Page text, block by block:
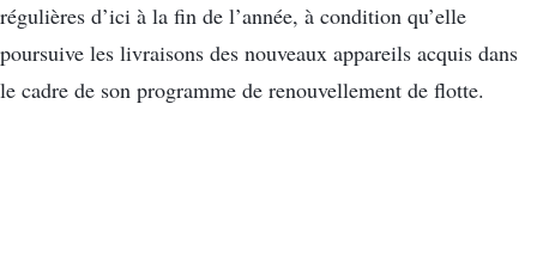
régulières d’ici à la fin de l’année, à condition qu’elle
poursuive les livraisons des nouveaux appareils acquis dans
le cadre de son programme de renouvellement de flotte.